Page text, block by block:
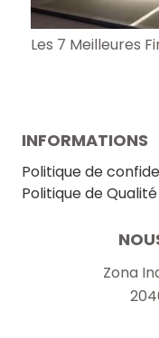
Les 7 Meilleures
INFORMATIONS
Politique de
Politique de Qualité
Zona